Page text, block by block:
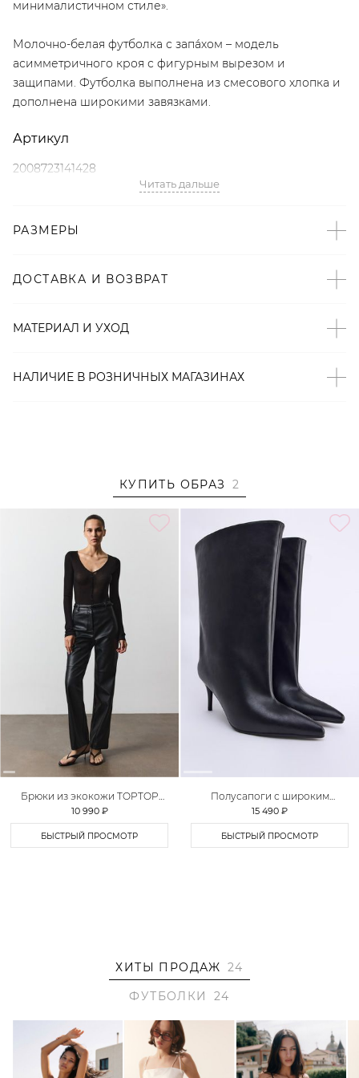
минималистичном стиле».
Молочно-белая футболка с запа́хом – модель
асимметричного кроя с фигурным вырезом и
защипами. Футболка выполнена из смесового хлопка и
дополнена широкими завязками.
Артикул
2008723141428
– Произведено по индивидуальному заказу и под
– Дизайн: Санкт-Петербург, Россия;
– Широкие завязки;
– В составе: 95% хлопок, 5% эластан – мягкий, прочный,
Образ дополненБРЮКИ ИЗ ЭКОКОЖИ TOPTOP STUDIO
ПОЛУСАПОГИ С ШИРОКИМ ГОЛЕНИЩЕМ LERA NENA
Читать дальше
РАЗМЕРЫ
ДОСТАВКА И ВОЗВРАТ
МАТЕРИАЛ И УХОД
НАЛИЧИЕ В РОЗНИЧНЫХ МАГАЗИНАХ
КУПИТЬ ОБРАЗ 2
Брюки из экокожи TOPTOP
STUDIO
10 990 ₽
БЫСТРЫЙ ПРОСМОТР
Полусапоги с широким
голенищем Lera Nena Unreal
15 490 ₽
БЫСТРЫЙ ПРОСМОТР
ХИТЫ ПРОДАЖ 24
ФУТБОЛКИ
24